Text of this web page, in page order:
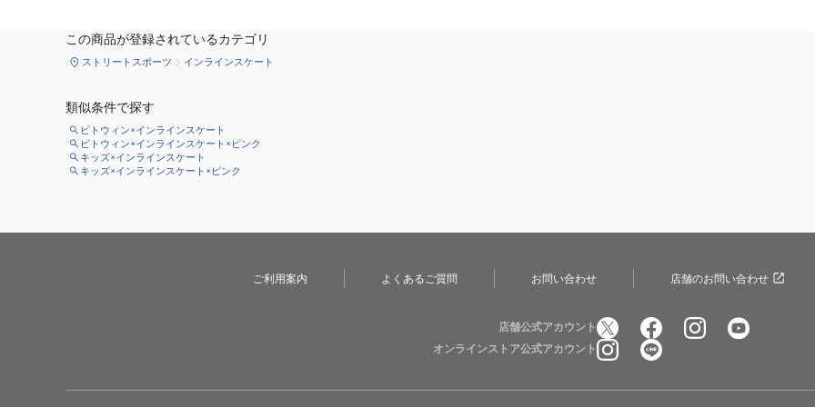
この商品が登録されているカテゴリ
ストリートスポーツ インラインスケート
類似条件で探す
ビトウィン×インラインスケート
ビトウィン×インラインスケート×ピンク
キッズ×インラインスケート
キッズ×インラインスケート×ピンク
ご利用案内 よくあるご質問 お問い合わせ 店舗のお問い合わせ
店舗公式アカウント
オンラインストア公式アカウント